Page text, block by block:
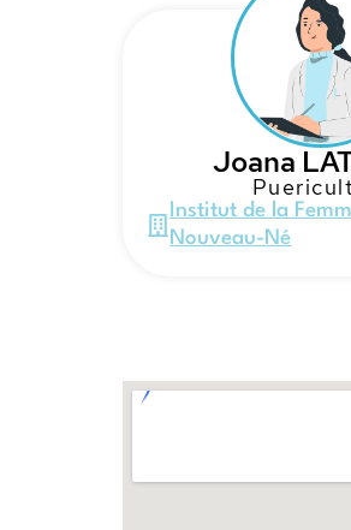
Joana
Institut de la
Nouveau-Né